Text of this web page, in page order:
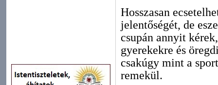
Hosszasan
jelentőségét, de
csupán annyit
gyerekekre és
csakúgy mint a
remekül.